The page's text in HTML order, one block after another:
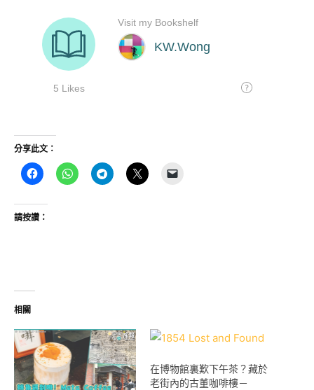
分享此文：
請按讚：
相關
在博物館裏歎下午茶？藏於
老街內的古董咖啡樓－